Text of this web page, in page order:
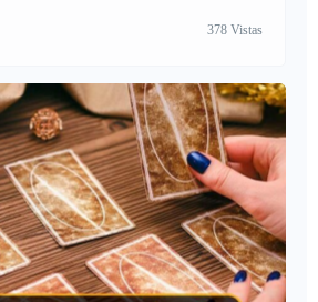
botón flotante de nuestra web y habla
país, sin costos para ti ni para tu378 Vistas